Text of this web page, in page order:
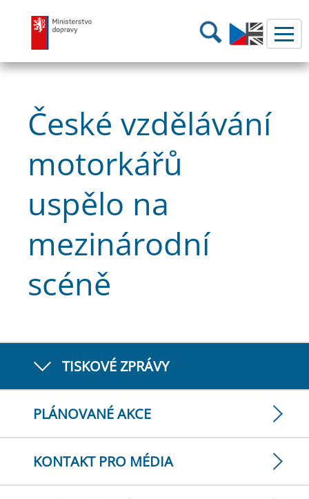
Ministerstvo dopravy Hledání
České vzdělávání
motorkářů
uspělo na
mezinárodní
scéně
TISKOVÉ ZPRÁVY
PLÁNOVANÉ AKCE
KONTAKT PRO MÉDIA